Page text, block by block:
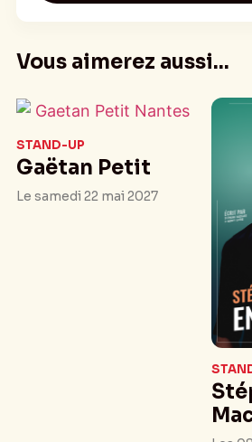
Vous aimerez aussi...
STAND-UP
Gaëtan Petit
Le samedi 22 mai 2027